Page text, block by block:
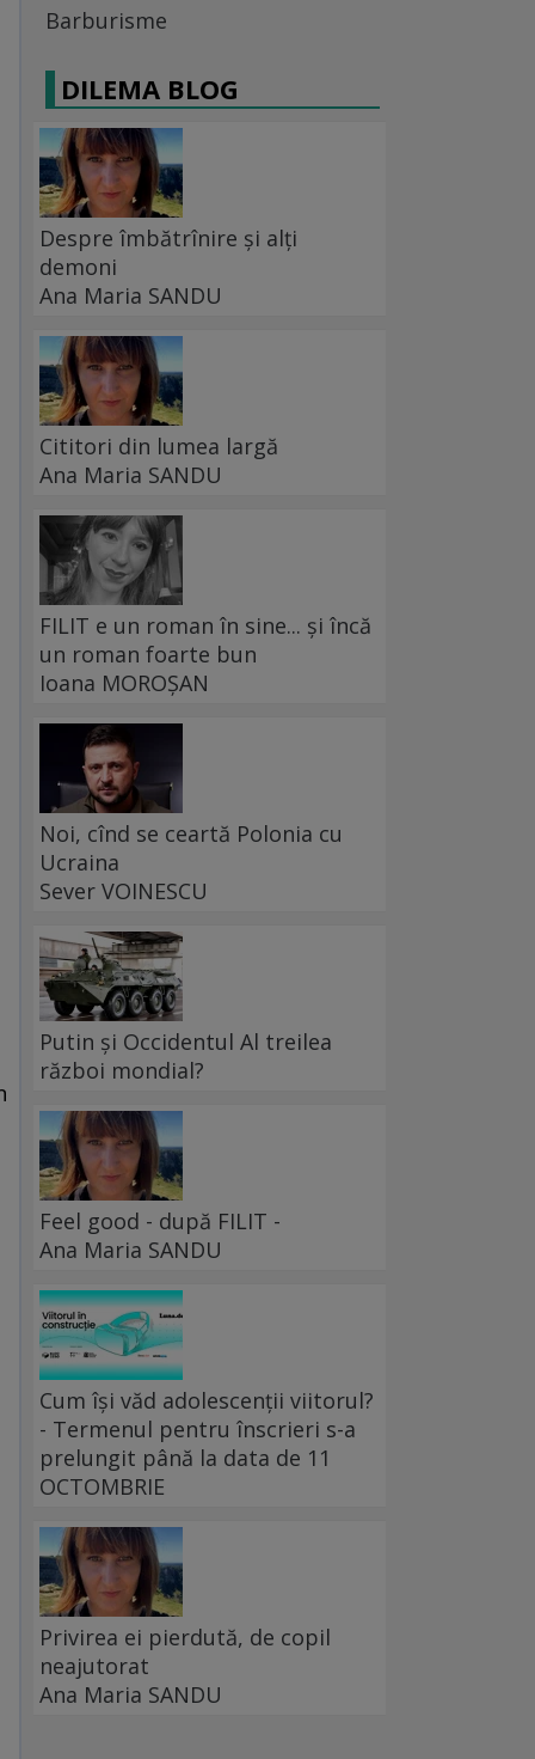
Barburisme
DILEMA BLOG
Despre îmbătrînire și alți
demoni
Ana Maria SANDU
Cititori din lumea largă
Ana Maria SANDU
FILIT e un roman în sine... și încă
un roman foarte bun
Ioana MOROȘAN
Noi, cînd se ceartă Polonia cu
Ucraina
Sever VOINESCU
Putin și Occidentul Al treilea
război mondial?
Feel good - după FILIT -
Ana Maria SANDU
Cum își văd adolescenții viitorul?
- Termenul pentru înscrieri s-a
prelungit până la data de 11
OCTOMBRIE
Privirea ei pierdută, de copil
neajutorat
Ana Maria SANDU